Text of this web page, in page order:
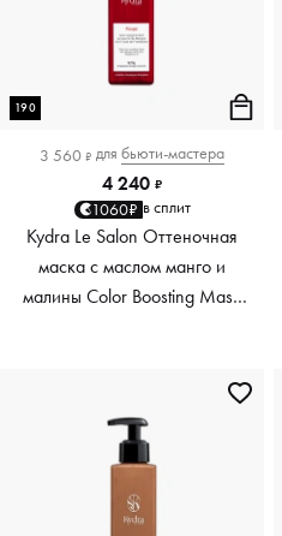
190
3 560 ₽ для бьюти-мастера
4 240 ₽
1060₽ в сплит
Kydra Le Salon Оттеночная
маска с маслом манго и
малины Color Boosting Mask